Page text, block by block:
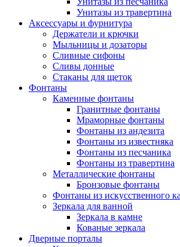
Унитазы из травертина
Аксессуары и фурнитура
Держатели и крючки
Мыльницы и дозаторы
Сливные сифоны
Сливы донные
Стаканы для щеток
Фонтаны
Каменные фонтаны
Гранитные фонтаны
Мраморные фонтаны
Фонтаны из андезита
Фонтаны из известняка
Фонтаны из песчаника
Фонтаны из травертина
Металлические фонтаны
Бронзовые фонтаны
Фонтаны из искусственного
Зеркала для ванной
Зеркала в камне
Кованые зеркала
Дверные порталы